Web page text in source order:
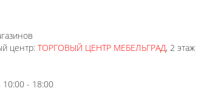
центр: ТОРГОВЫЙ ЦЕНТР МЕБЕЛЬГРАД, 2 этаж
- 18:00